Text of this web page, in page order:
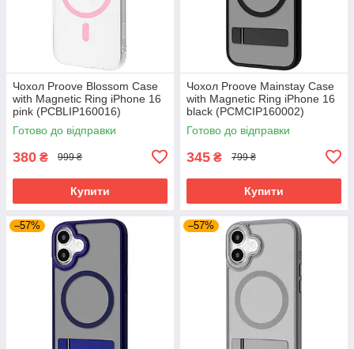
Чохол Proove Blossom Case
with Magnetic Ring iPhone 16
pink (PCBLIP160016)
Готово до відправки
380 ₴ 999 ₴
Купити
Чохол Proove Mainstay Case
with Magnetic Ring iPhone 16
black (PCMCIP160002)
Готово до відправки
345 ₴ 799 ₴
Купити
–57% –57%